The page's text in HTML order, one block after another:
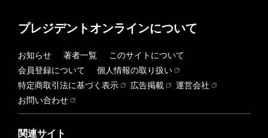
プレジデントオンラインについて
お知らせ 著者一覧
このサイトについて
会員登録について
個人情報の取り扱い
特定商取引法に基づく表示
広告掲載
運営会社
お問い合わせ
関連サイト